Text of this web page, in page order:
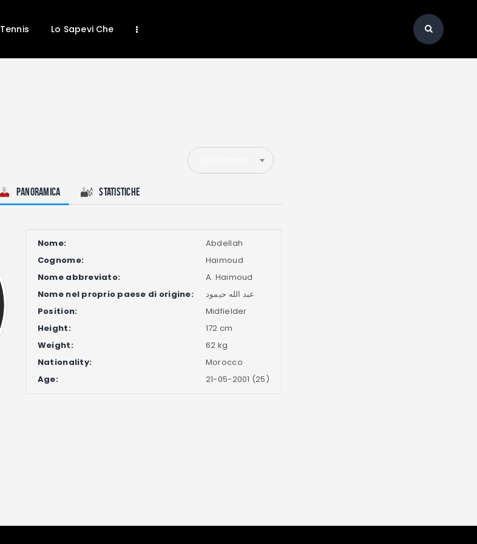
Tennis Lo Sapevi Che
Panoramica Statistiche
Nome:
Abdellah
Cognome:
Haimoud
Nome abbreviato:
A. Haimoud
Nome nel proprio paese di origine:
عبد الله حيمود
Position:
Midfielder
Height:
172 cm
Weight:
62 kg
Nationality:
Morocco
Age:
21-05-2001 (25)